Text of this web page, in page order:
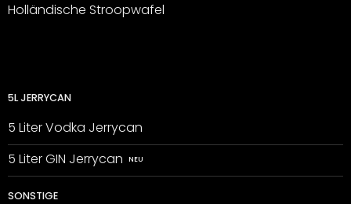
Holländische Stroopwafel
5L JERRYCAN
5 Liter Vodka Jerrycan
5 Liter GIN Jerrycan
SONSTIGE